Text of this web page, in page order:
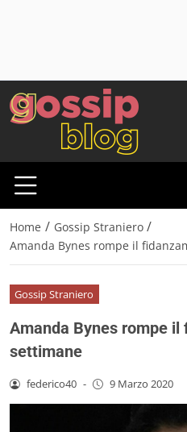
Home / Gossip Straniero /
Amanda Bynes rompe il
Gossip Straniero
Amanda Bynes rompe
settimane
federico40 - 9 Marzo 2020